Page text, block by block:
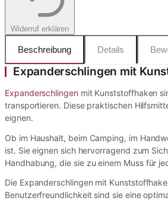
Widerruf erklären
Beschreibung Details
Expanderschlingen mit
Expanderschlingen mit Kunststoffhaken
transportieren. Diese praktischen
eignen.
Ob im Haushalt, beim Camping, im
ist. Sie eignen sich hervorragend zum
Handhabung, die sie zu einem Muss für
Die Expanderschlingen mit
Benutzerfreundlichkeit sind sie eine